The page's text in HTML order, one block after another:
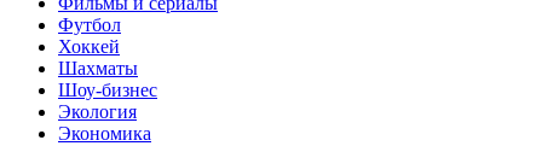
Футбол
Хоккей
Шахматы
Шоу-бизнес
Экология
Экономика